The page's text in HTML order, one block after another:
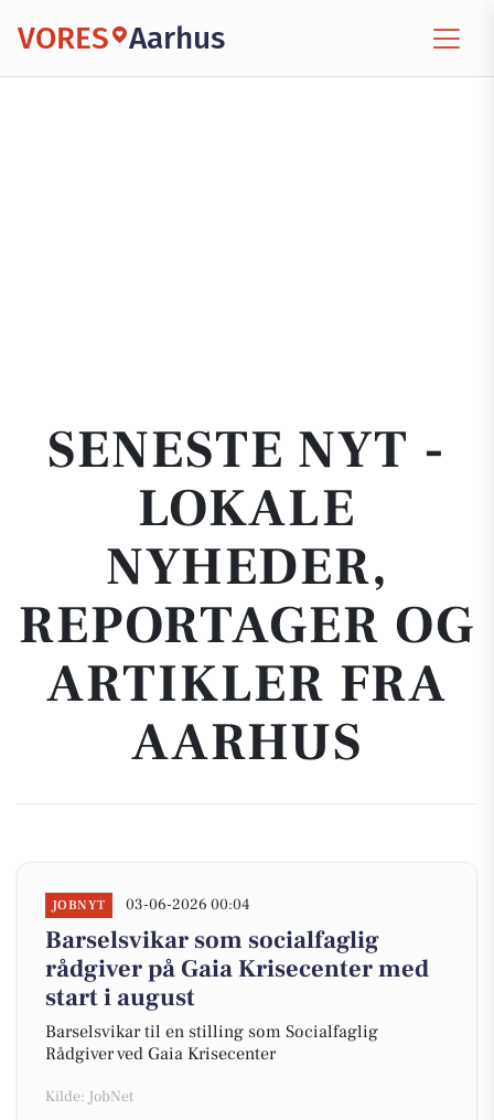
VORES Aarhus
SENESTE NYT -
LOKALE
NYHEDER,
REPORTAGER OG
ARTIKLER FRA
AARHUS
JOBNYT 03-06-2026 00:04
Barselsvikar som socialfaglig
rådgiver på Gaia Krisecenter med
start i august
Barselsvikar til en stilling som Socialfaglig
Rådgiver ved Gaia Krisecenter
Kilde: JobNet